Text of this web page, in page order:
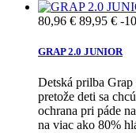
80,96 € 89,95 € -
GRAP 2.0 JUNIOR
Detská prilba Grap
pretože deti sa
ochrana pri páde
na viac ako 80%